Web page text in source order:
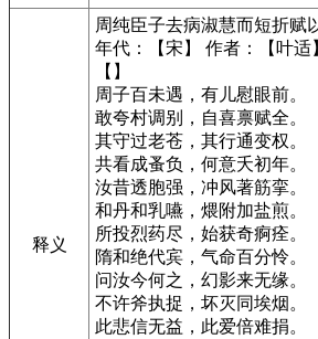
释义
周纯臣子去病淑慧而短折赋
年代：【宋】 作者：【叶适
【】
周子百未遇，有儿慰眼前。
敢夸村调别，自喜禀赋全。
其守过老苍，其行通变权。
共看成蚤负，何意夭初年。
汝昔透胞强，冲风著筋挛。
和丹和乳嚥，煨附加盐煎。
所投烈药尽，始获奇痾痊。
隋和绝代宾，气命百分怜。
问汝今何之，幻影来无缘。
不许斧执捉，坏灭同埃烟。
此悲信无益，此爱倍难捐。